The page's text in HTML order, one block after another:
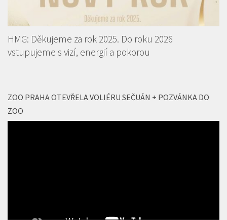
HMG: Děkujeme za rok 2025. Do roku 2026
vstupujeme s vizí, energií a pokorou
ZOO PRAHA OTEVŘELA VOLIÉRU SEČUÁN + POZVÁNKA DO
ZOO